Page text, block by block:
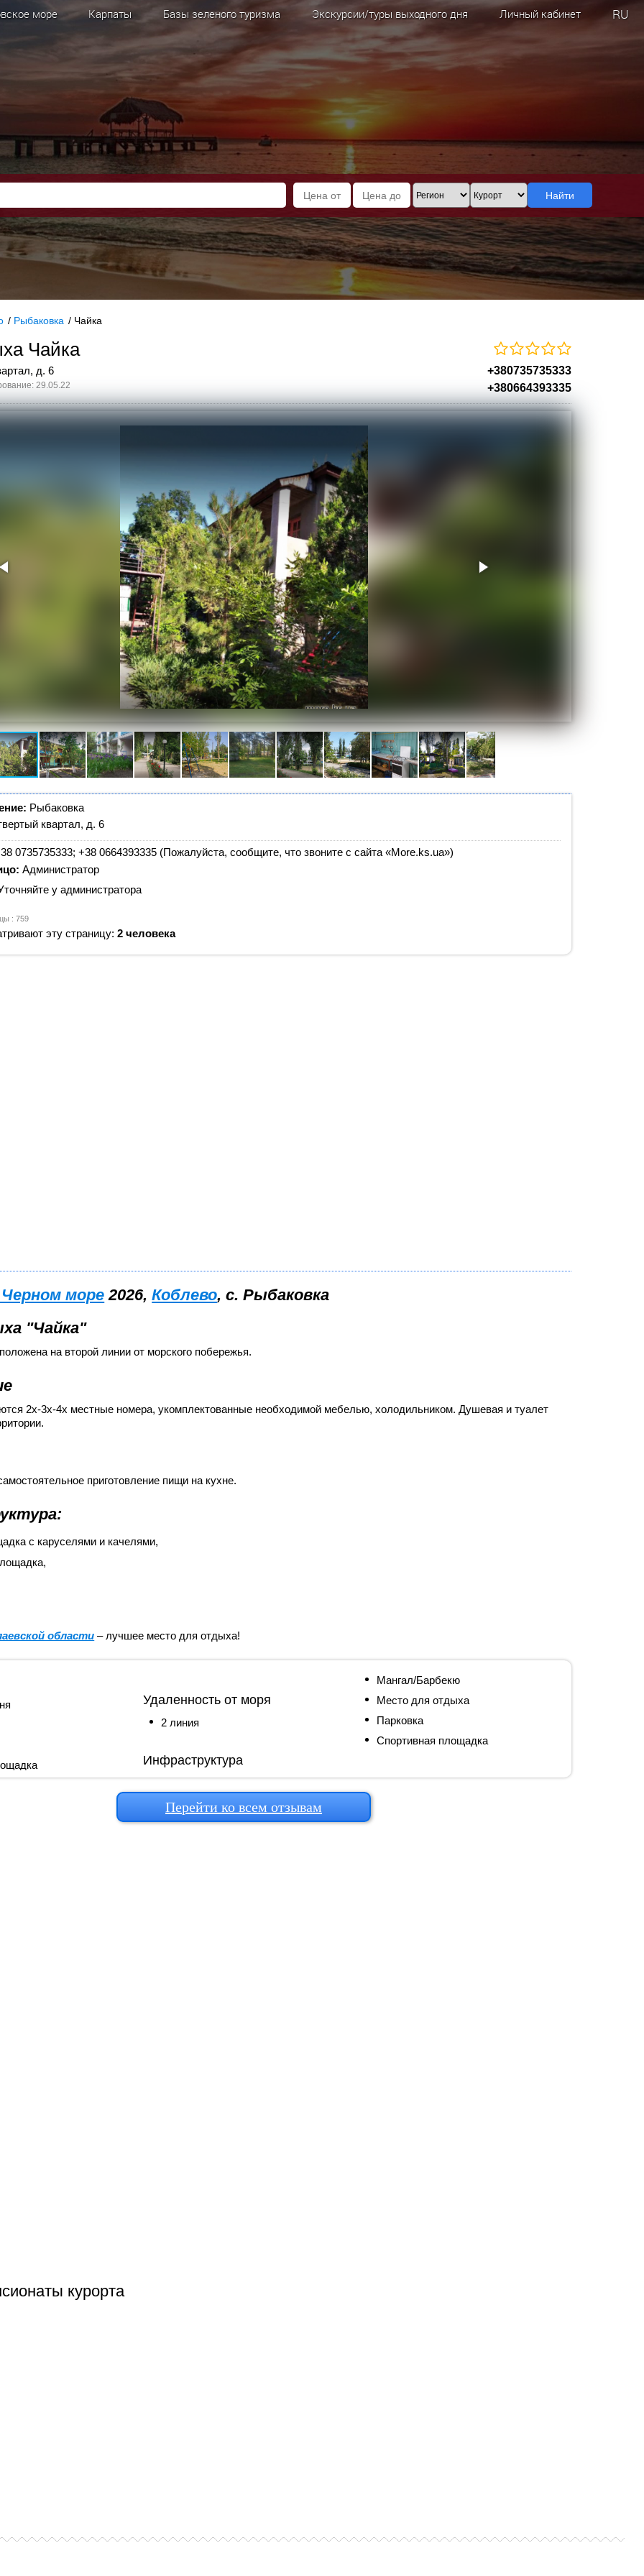
море Карпаты Базы зеленого туризма Экскурсии/туры выходного дня Личный кабинет RU
Найти
/ Рыбаковка / Чайка
Чайка
+380735735333
+380664393335
д. 6
29.05.22
Рыбаковка
квартал, д. 6
0735735333; +38 0664393335 (Пожалуйста, сообщите, что звоните с сайта «More.ks.ua»)
Администратор
у администратора
: 759
эту страницу:2 человека
море2026,Коблево, с. Рыбаковка
"Чайка"
на второй линии от морского побережья.
2x-3x-4х местные номера, укомплектованные необходимой мебелью, холодильником. Душевая и туалет
приготовление пищи на кухне.
с каруселями и качелями,
области – лучшее место для отдыха!
Удаленность от моря
2 линия
Инфраструктура
Мангал/Барбекю
Место для отдыха
Парковка
Спортивная площадка
Перейти ко всем отзывам
курорта